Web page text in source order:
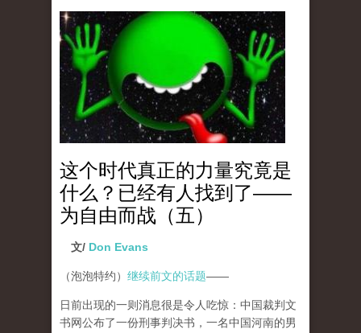
wechatimg1429.jpeg
这个时代真正的力量究竟是
什么？已经有人找到了——
为自由而战（五）
文/ Don Evans
（泡泡特约） 继续前文的话题——
日前出现的一则消息很是令人吃惊：中国裁判文
书网公布了一份刑事判决书，一名中国河南的男